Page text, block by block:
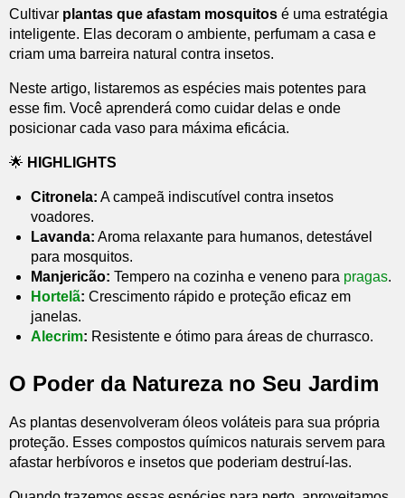
Cultivar plantas que afastam mosquitos é uma estratégia
inteligente. Elas decoram o ambiente, perfumam a casa e
criam uma barreira natural contra insetos.
Neste artigo, listaremos as espécies mais potentes para
esse fim. Você aprenderá como cuidar delas e onde
posicionar cada vaso para máxima eficácia.
🌟 HIGHLIGHTS
Citronela: A campeã indiscutível contra insetos
voadores.
Lavanda: Aroma relaxante para humanos, detestável
para mosquitos.
Manjericão: Tempero na cozinha e veneno para pragas.
Hortelã: Crescimento rápido e proteção eficaz em
janelas.
Alecrim: Resistente e ótimo para áreas de churrasco.
O Poder da Natureza no Seu Jardim
As plantas desenvolveram óleos voláteis para sua própria
proteção. Esses compostos químicos naturais servem para
afastar herbívoros e insetos que poderiam destruí-las.